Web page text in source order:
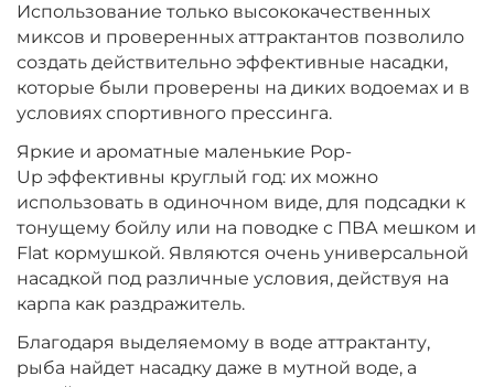
‍399‍ ₽‍469‍₽ +
−
Диаметр:
10 мм
Вкус:
‍399‍ ₽‍469‍₽ +
−
Диаметр:
Использование только высококачественных
миксов и проверенных аттрактантов позволило
создать действительно эффективные насадки,
которые были проверены на диких водоемах и в
условиях спортивного прессинга.
Яркие и ароматные маленькие Pop-
Up эффективны круглый год: их можно
использовать в одиночном виде, для подсадки к
тонущему бойлу или на поводке с ПВА мешком и
Flat кормушкой. Являются очень универсальной
насадкой под различные условия, действуя на
карпа как раздражитель.
Благодаря выделяемому в воде аттрактанту,
рыба найдет насадку даже в мутной воде, а